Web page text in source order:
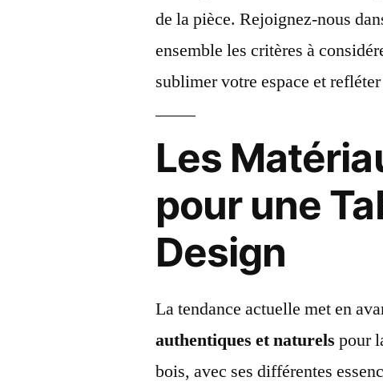
de la pièce. Rejoignez-nous
ensemble les critères à
sublimer votre espace et
Les
pour une
Design
La tendance actuelle met en
authentiques et naturels pour
bois, avec ses différentes